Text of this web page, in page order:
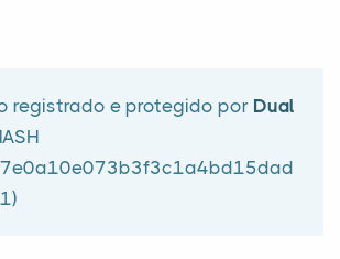
registrado e protegido por Dual